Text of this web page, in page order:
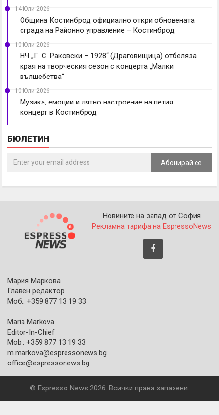
14 Юли 2026
Община Костинброд официално откри обновената
сграда на Районно управление – Костинброд
10 Юли 2026
НЧ „Г. С. Раковски – 1928“ (Драговищица) отбеляза
края на творческия сезон с концерта „Малки
вълшебства“
10 Юли 2026
Музика, емоции и лятно настроение на петия
концерт в Костинброд
БЮЛЕТИН
Абонирай се
Новините на запад от София
Рекламна тарифа на EspressoNews
Мария Маркова
Главен редактор
Моб.: +359 877 13 19 33
Maria Markova
Editor-In-Chief
Mob.: +359 877 13 19 33
m.markova@espressonews.bg
office@espressonews.bg
© Espresso News 2026. Всички права запазени.